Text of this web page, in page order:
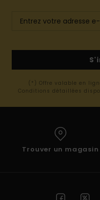
(*) Offre valable en
Conditions détaillées
Trouver un magasin